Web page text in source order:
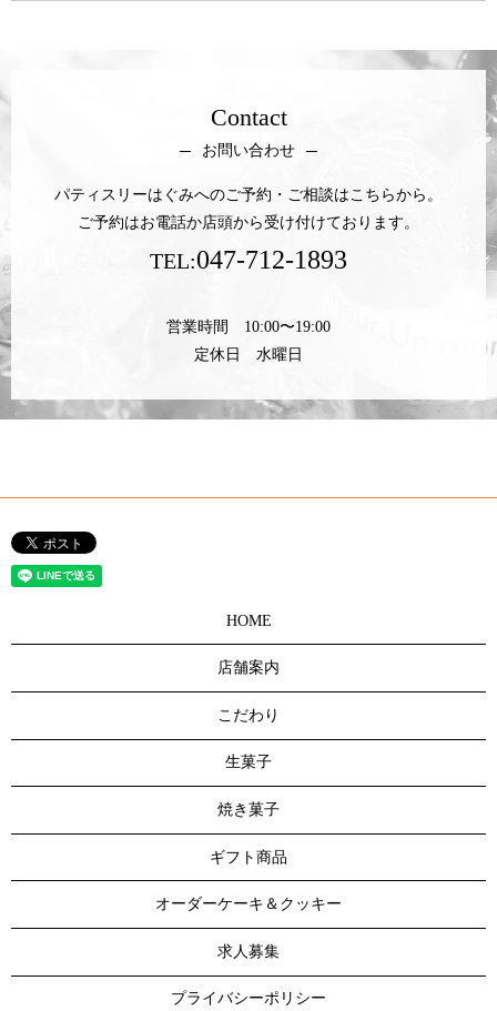
Contact
お問い合わせ
パティスリーはぐみへのご予約・ご相談はこちらから。
ご予約はお電話か店頭から受け付けております。
TEL:047-712-1893
営業時間 10:00〜19:00
定休日 水曜日
HOME
店舗案内
こだわり
生菓子
焼き菓子
ギフト商品
オーダーケーキ＆クッキー
求人募集
プライバシーポリシー